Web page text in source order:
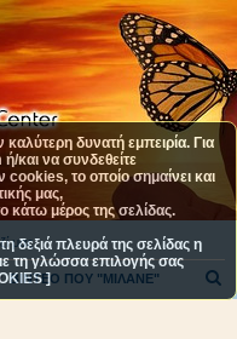
μας
ΒΙΝΤΕΟ ΠΟΥ "ΜΙΛΑΝΕ"
δυνατή εμπειρία. Για
και να συνδεθείτε
το οποίο σημαίνει και
μας,
κάτω μέρος της σελίδας.
δεξιά πλευρά της σελίδας η
τη γλώσσα επιλογής σας
]